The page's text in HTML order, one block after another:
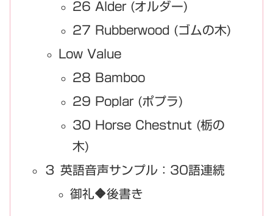
26 Alder (オルダー)
27 Rubberwood (ゴムの木)
Low Value
28 Bamboo
29 Poplar (ポプラ)
30 Horse Chestnut (栃の
木)
３ 英語音声サンプル：30語連続
御礼🔶後書き